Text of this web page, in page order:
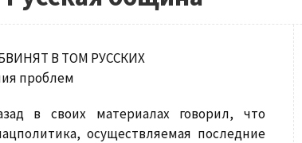
В ТОМ РУССКИХ
проблем
в своих материалах говорил, что
осуществляемая последние